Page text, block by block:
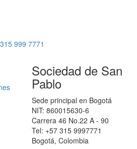
999 7771
Sociedad de San
Pablo
Sede principal en Bogotá
NIT: 860015630-6
Carrera 46 No.22 A - 90
Tel: +57 315 9997771
Bogotá, Colombia